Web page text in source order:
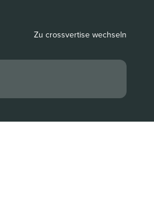
Zu crossvertise wechseln